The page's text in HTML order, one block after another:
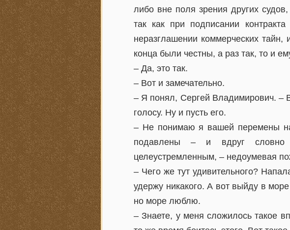
либо вне поля зрения других
так как при подписании
неразглашении коммерческих
конца были честны, а раз так, то и
– Да, это так.
– Вот и замечательно.
– Я понял, Сергей Владимирович. –
голосу. Ну и пусть его.
– Не понимаю я вашей перемены
подавлены – и вдруг словно
целеустремленным, – недоумевая
– Чего же тут удивительного?
удержу никакого. А вот выйду в
но море люблю.
– Знаете, у меня сложилось такое